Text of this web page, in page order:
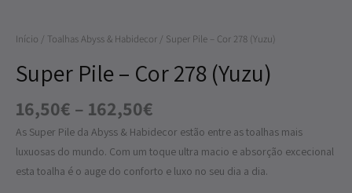
Início / Toalhas Abyss & Habidecor / Super Pile – Cor 278 (Yuzu)
Super Pile – Cor 278 (Yuzu)
16,50€ – 162,50€
As Super Pile da Abyss & Habidecor estão entre as toalhas mais
luxuosas do mundo. Com um toque ultra macio e absorção excecional
esta toalha é o auge do conforto e luxo no seu dia a dia.
278
(Yuzu)